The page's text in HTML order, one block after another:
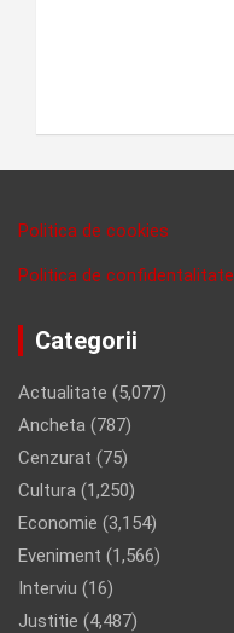
Politica de cookies
Politica de confidentalitate
Categorii
Actualitate (5,077)
Ancheta (787)
Cenzurat (75)
Cultura (1,250)
Economie (3,154)
Eveniment (1,566)
Interviu (16)
Justitie (4,487)